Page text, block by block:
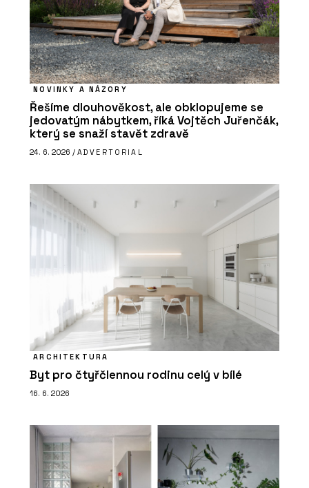
NOVINKY A NÁZORY
Řešíme dlouhověkost, ale obklopujeme se
jedovatým nábytkem, říká Vojtěch Juřenčák,
který se snaží stavět zdravě
24. 6. 2026 / ADVERTORIAL
ARCHITEKTURA
Byt pro čtyřčlennou rodinu celý v bílé
16. 6. 2026